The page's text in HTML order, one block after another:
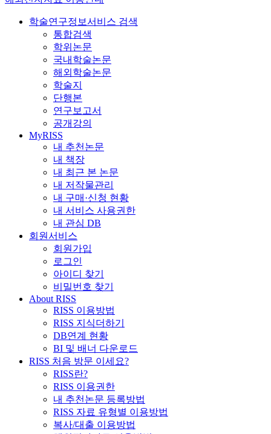
학술연구정보서비스 검색
통합검색
학위논문
국내학술논문
해외학술논문
학술지
단행본
연구보고서
공개강의
MyRISS
내 추천논문
내 책장
내 최근 본 논문
내 저작물관리
내 구매·신청 현황
내 서비스 사용권한
내 관심 DB
회원서비스
회원가입
로그인
아이디 찾기
비밀번호 찾기
About RISS
RISS 이용방법
RISS 지식더하기
DB연계 현황
BI 및 배너 다운로드
RISS 처음 방문 이세요?
RISS란?
RISS 이용권한
내 추천논문 등록방법
RISS 자료 유형별 이용방법
복사/대출 이용방법